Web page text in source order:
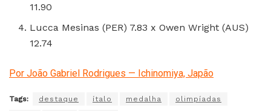
11.90
Lucca Mesinas (PER) 7.83 x Owen Wright (AUS)
12.74
Por João Gabriel Rodrigues — Ichinomiya, Japão
Tags: destaque ítalo medalha olimpíadas